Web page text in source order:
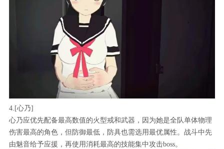
4.[心乃]
心乃应优先配备最高数值的火型戒和武器，因为她是全队单体物理
伤害最高的角色，但防御最低，防具也需选用最优属性。战斗中先
由魅音给予应援，再使用消耗最高的技能集中攻击boss。